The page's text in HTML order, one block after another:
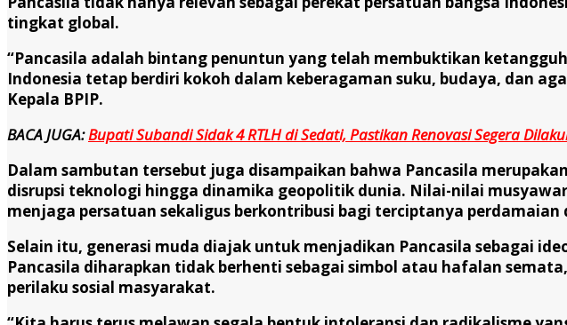
tingkat global.
“Pancasila adalah bintang penuntun yang telah membuktikan
Indonesia tetap berdiri kokoh dalam keberagaman suku, budaya, dan
Kepala BPIP.
BACA JUGA:Bupati Subandi Sidak 4 RTLH di Sedati, Pastikan Renovasi Segera
Dalam sambutan tersebut juga disampaikan bahwa Pancasila
disrupsi teknologi hingga dinamika geopolitik dunia. Nilai-nilai
menjaga persatuan sekaligus berkontribusi bagi terciptanya perdamaian
Selain itu, generasi muda diajak untuk menjadikan Pancasila sebagai
Pancasila diharapkan tidak berhenti sebagai simbol atau hafalan
perilaku sosial masyarakat.